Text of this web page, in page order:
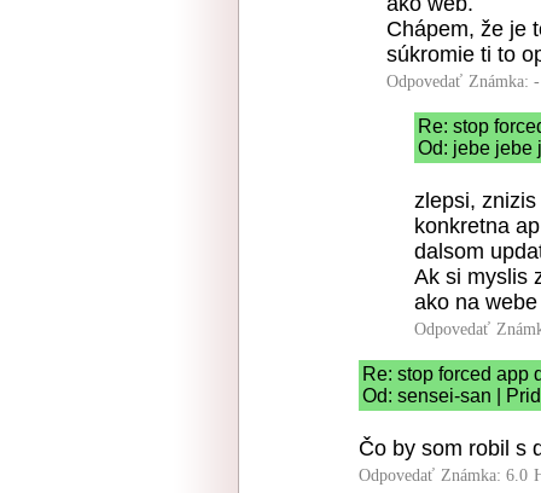
Chápem, že je
súkromie ti to
Odpovedať Známka:
Re: stop
Od: jebe jebe
zlepsi,
konkretna
dalsom
Ak si myslis
ako na
Odpovedať
Re: stop forced app
Od: sensei-san |
Čo by som robil s
Odpovedať Známka: 6.0